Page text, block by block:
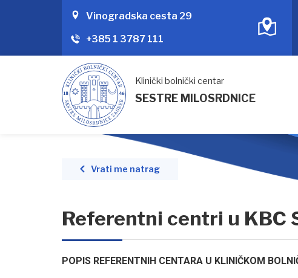
Vinogradska cesta 29
+385 1 3787 111
Klinički bolnički centar
SESTRE MILOSRDNICE
Vrati me natrag
Referentni centri u KBC
POPIS REFERENTNIH CENTARA U KLINIČKOM